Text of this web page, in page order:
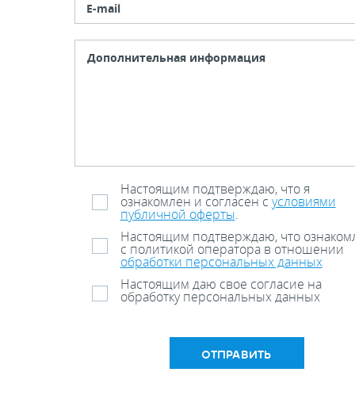
E-mail
Настоящим подтверждаю, что я
ознакомлен и согласен с условиями
публичной оферты.
Настоящим подтверждаю, что
с политикой оператора в отношении
обработки персональных данных
Настоящим даю свое согласие на
обработку персональных данных
ОТПРАВИТЬ